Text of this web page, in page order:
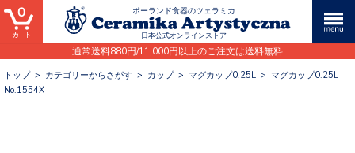
ポーランド食器のツェラミカ
日本公式オンラインストア
通常送料880円/11,000円以上のご注文は送料無料
0
トップ> カテゴリーからさがす > カップ> マグカップ0.25L > マグカップ0.25L
No.1554X